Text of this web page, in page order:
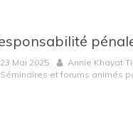
23 Mai 2025
Annie Khayat
Séminaires et forums animés